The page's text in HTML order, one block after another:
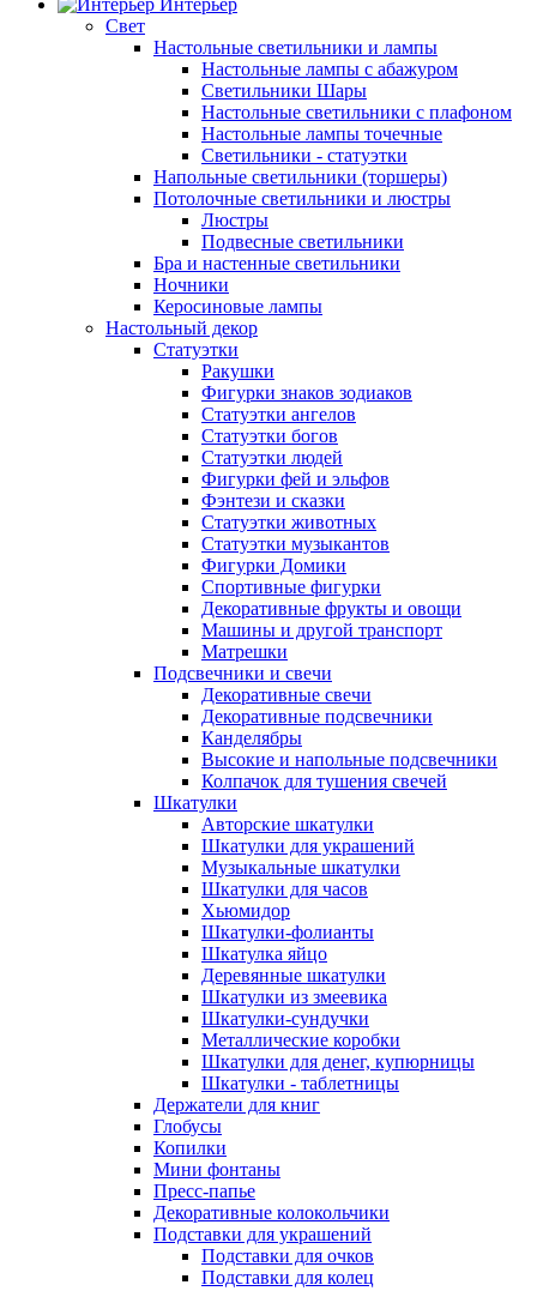
Интерьер
Свет
Настольные светильники и лампы
Настольные лампы с абажуром
Светильники Шары
Настольные светильники с плафоном
Настольные лампы точечные
Светильники - статуэтки
Напольные светильники (торшеры)
Потолочные светильники и люстры
Люстры
Подвесные светильники
Бра и настенные светильники
Ночники
Керосиновые лампы
Настольный декор
Статуэтки
Ракушки
Фигурки знаков зодиаков
Статуэтки ангелов
Статуэтки богов
Статуэтки людей
Фигурки фей и эльфов
Фэнтези и сказки
Статуэтки животных
Статуэтки музыкантов
Фигурки Домики
Спортивные фигурки
Декоративные фрукты и овощи
Машины и другой транспорт
Матрешки
Подсвечники и свечи
Декоративные свечи
Декоративные подсвечники
Канделябры
Высокие и напольные подсвечники
Колпачок для тушения свечей
Шкатулки
Авторские шкатулки
Шкатулки для украшений
Музыкальные шкатулки
Шкатулки для часов
Хьюмидор
Шкатулки-фолианты
Шкатулка яйцо
Деревянные шкатулки
Шкатулки из змеевика
Шкатулки-сундучки
Металлические коробки
Шкатулки для денег, купюрницы
Шкатулки - таблетницы
Держатели для книг
Глобусы
Копилки
Мини фонтаны
Пресс-папье
Декоративные колокольчики
Подставки для украшений
Подставки для очков
Подставки для колец